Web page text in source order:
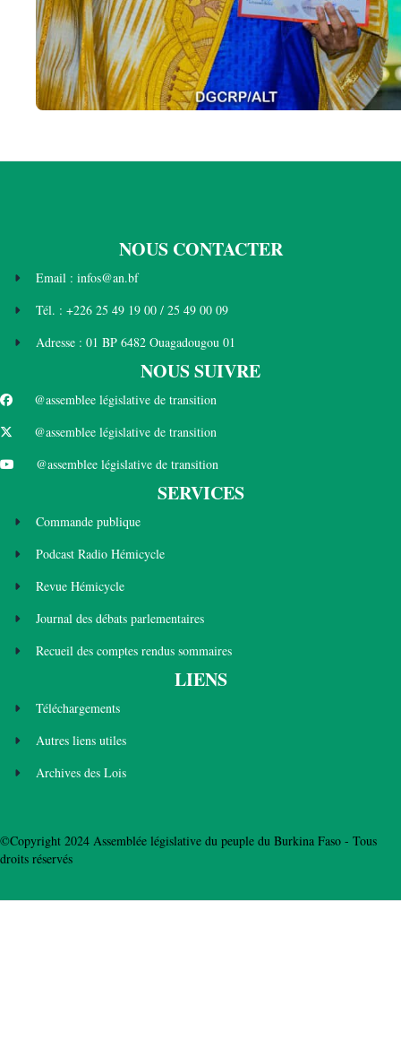
NOUS CONTACTER
Email : infos@an.bf
Tél. : +226 25 49 19 00 / 25 49 00 09
Adresse : 01 BP 6482 Ouagadougou 01
NOUS SUIVRE
@assemblee législative de transition
@assemblee législative de transition
@assemblee législative de transition
SERVICES
Commande publique
Podcast Radio Hémicycle
Revue Hémicycle
Journal des débats parlementaires
Recueil des comptes rendus sommaires
LIENS
Téléchargements
Autres liens utiles
Archives des Lois
©Copyright 2024 Assemblée législative du peuple du Burkina Faso - Tous
droits réservés